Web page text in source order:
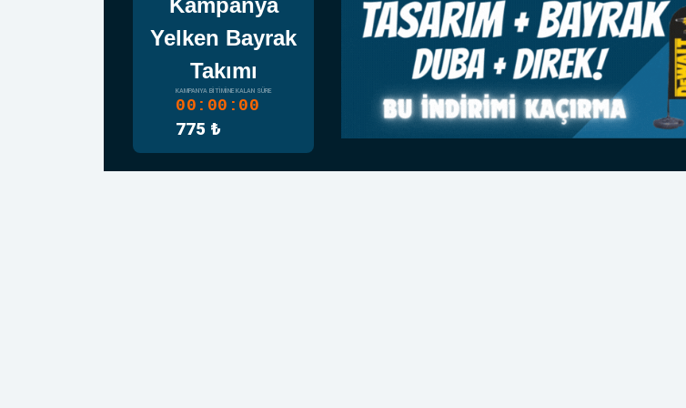
Kampanya
Yelken Bayrak
Takımı
KAMPANYA BITIMINE KALAN SÜRE
00:00:00
775 ₺